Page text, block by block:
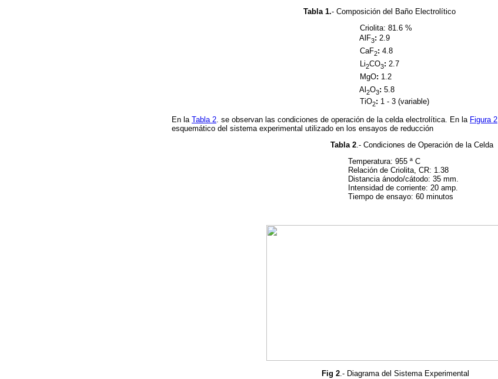
Tabla 1.- Composición del Baño Electrolítico
Criolita: 81.6 %
AlF3: 2.9 
CaF2: 4.8 
Li2CO3: 2.7 
MgO: 1.2 
Al 2O3: 5.8 
TiO2: 1 - 3 (variable)
En la Tabla 2 . se observan las condiciones de operación de la celda electrolítica. En la Figura 2
esquemático del sistema experimental utilizado en los ensayos de reducción
Tabla 2.- Condiciones de Operación de la Celda
Temperatura: 955 ª C
Relación de Criolita, CR: 1.38
Distancia ánodo/cátodo: 35 mm.
Intensidad de corriente: 20 amp.
Tiempo de ensayo: 60 minutos
Fig 2.- Diagrama del Sistema Experimental